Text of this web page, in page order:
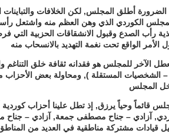
الضرورة أطلق المجلس, لكن الخلافات
الكوردي الذي وهن العظم منه واشتعل رأسه
رأب الصدع وقبول الانشقاقات الحزبية
الآخر للمجلس هو فقدانه ثقافة خلق التناغم
– الشخصيات المستقلة ), ومحاولة بعض
قائماً وحياً يرزق, إذ تطل علينا أحزاب
آزادي – جناح مصطفى جمعة, آزادي – جناح